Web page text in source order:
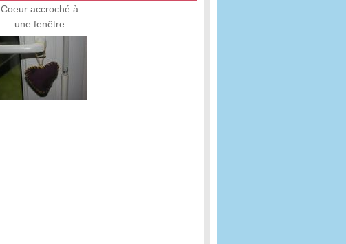
Coeur accroché à
une fenêtre